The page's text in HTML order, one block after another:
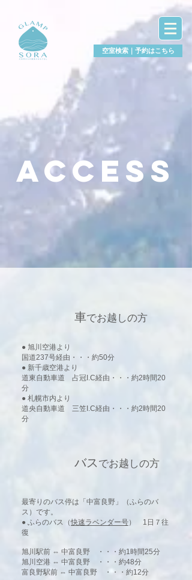
空室検索｜予約はこちら
access
​車でお越しの方
● 旭川空港より
国道237号経由・・・約50分
● 新千歳空港より
道東自動車道 占冠I.C経由・・・約2時間20
分
● 札幌市内より
道央自動車道 三笠I.C経由・・・約2時間20
分
​バスでお越しの方
最寄りのバス停は「中富良野」（ふらのバ
ス）です。
● ふらのバス（快速ラベンダー号） 1日７往
復
旭川駅前 ⇔ 中富良野 ・・・約1時間25分
旭川空港 ⇔ 中富良野 ・・・約48分
富良野駅前 ⇔ 中富良野 ・・・約12分